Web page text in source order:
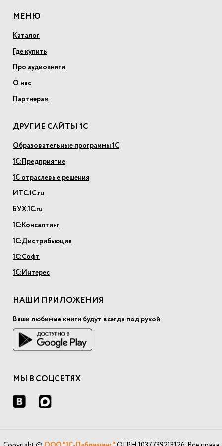
МЕНЮ
Каталог
Где купить
Про аудиокниги
О нас
Партнерам
ДРУГИЕ САЙТЫ 1С
Образовательные программы 1С
1С:Предприятие
1С отраслевые решения
ИТС.1С.ru
БУХ.1С.ru
1С:Консалтинг
1С:Дистрибьюция
1С:Софт
1С:Интерес
НАШИ ПРИЛОЖЕНИЯ
Ваши любимые книги будут всегда под рукой
МЫ В СОЦСЕТЯХ